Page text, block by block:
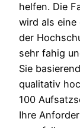
helfen. Die
wird als eine
der
sehr fahig
Sie
qualitativ
100
Ihre